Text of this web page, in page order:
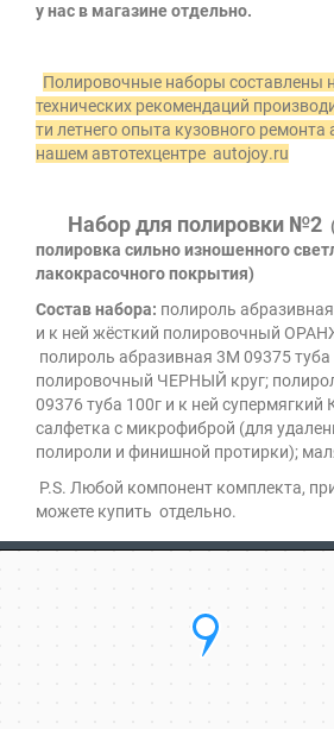
у нас в магазине отдельно.
Полировочные наборы составлены
технических рекомендаций
ти летнего опыта кузовного ремонта
нашем автотехцентре autojoy.ru
Набор для полировки №2
полировка сильно изношенного
лакокрасочного покрытия)
Состав набора: полироль
и к ней жёсткий полировочный
полироль абразивная 3М 09375 туба
полировочный ЧЕРНЫЙ круг;
09376 туба 100г и к ней
салфетка с микрофиброй (для
полироли и финишной протирки);
P.S. Любой компонент комплекта,
можете купить отдельно.